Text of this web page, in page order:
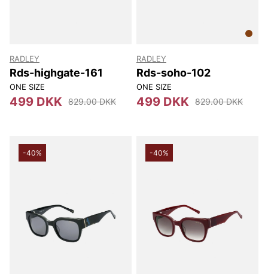
RADLEY
Rds-highgate-161
ONE SIZE
499 DKK 829.00 DKK
RADLEY
Rds-soho-102
ONE SIZE
499 DKK 829.00 DKK
-40% -40%